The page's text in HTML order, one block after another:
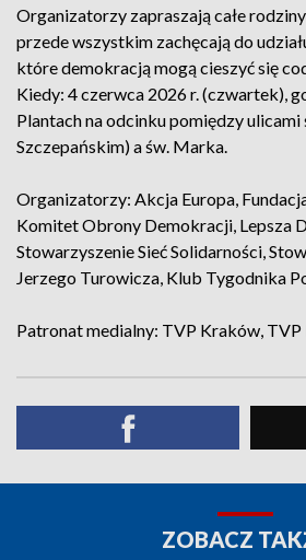
Organizatorzy zapraszają całe
przede wszystkim zachęcają do
które demokracją mogą cieszyć się
Kiedy: 4 czerwca 2026 r. (czwartek),
Plantach na odcinku pomiędzy ulicami
Szczepańskim) a św. Marka.
Organizatorzy: Akcja Europa,
Komitet Obrony Demokracji, Lepsza
Stowarzyszenie Sieć Solidarności,
Jerzego Turowicza, Klub Tygodnika
Patronat medialny: TVP Kraków, TVP
ZOBACZ